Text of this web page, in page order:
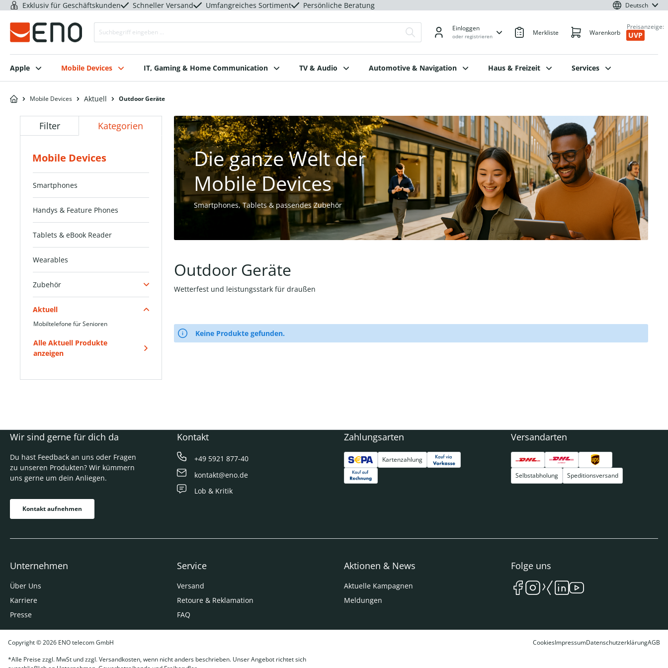
Exklusiv für Geschäftskunden Schneller Versand Umfangreiches Sortiment Persönliche Beratung Deutsch
Einloggen
oder registrieren Merkliste Warenkorb
Preisanzeige:
UVP
Apple Mobile Devices IT, Gaming & Home Communication TV & Audio Automotive & Navigation Haus & Freizeit Services
Mobile Devices Aktuell Outdoor Geräte
Filter Kategorien
Mobile Devices
Smartphones
Handys & Feature Phones
Tablets & eBook Reader
Wearables
Zubehör
Aktuell
Mobiltelefone für Senioren
Alle Aktuell Produkte
anzeigen
Die ganze Welt der
Mobile Devices
Smartphones, Tablets & passendes Zubehör
Outdoor Geräte
Wetterfest und leistungsstark für draußen
Keine Produkte gefunden.
Wir sind gerne für dich da
Du hast Feedback an uns oder Fragen
zu unseren Produkten? Wir kümmern
uns gerne um dein Anliegen.
Kontakt aufnehmen
Kontakt
+49 5921 877-40
kontakt@eno.de
Lob & Kritik
Unternehmen
Über Uns
Karriere
Presse
Service
Versand
Retoure & Reklamation
FAQ
Aktionen & News
Aktuelle Kampagnen
Meldungen
Zahlungsarten
Kartenzahlung
Versandarten
Selbstabholung Speditionsversand
Folge uns
Copyright © 2026 ENO telecom GmbH CookiesImpressumDatenschutzerklärungAGB
*Alle Preise zzgl. MwSt und zzgl. Versandkosten, wenn nicht anders beschrieben. Unser Angebot richtet sich